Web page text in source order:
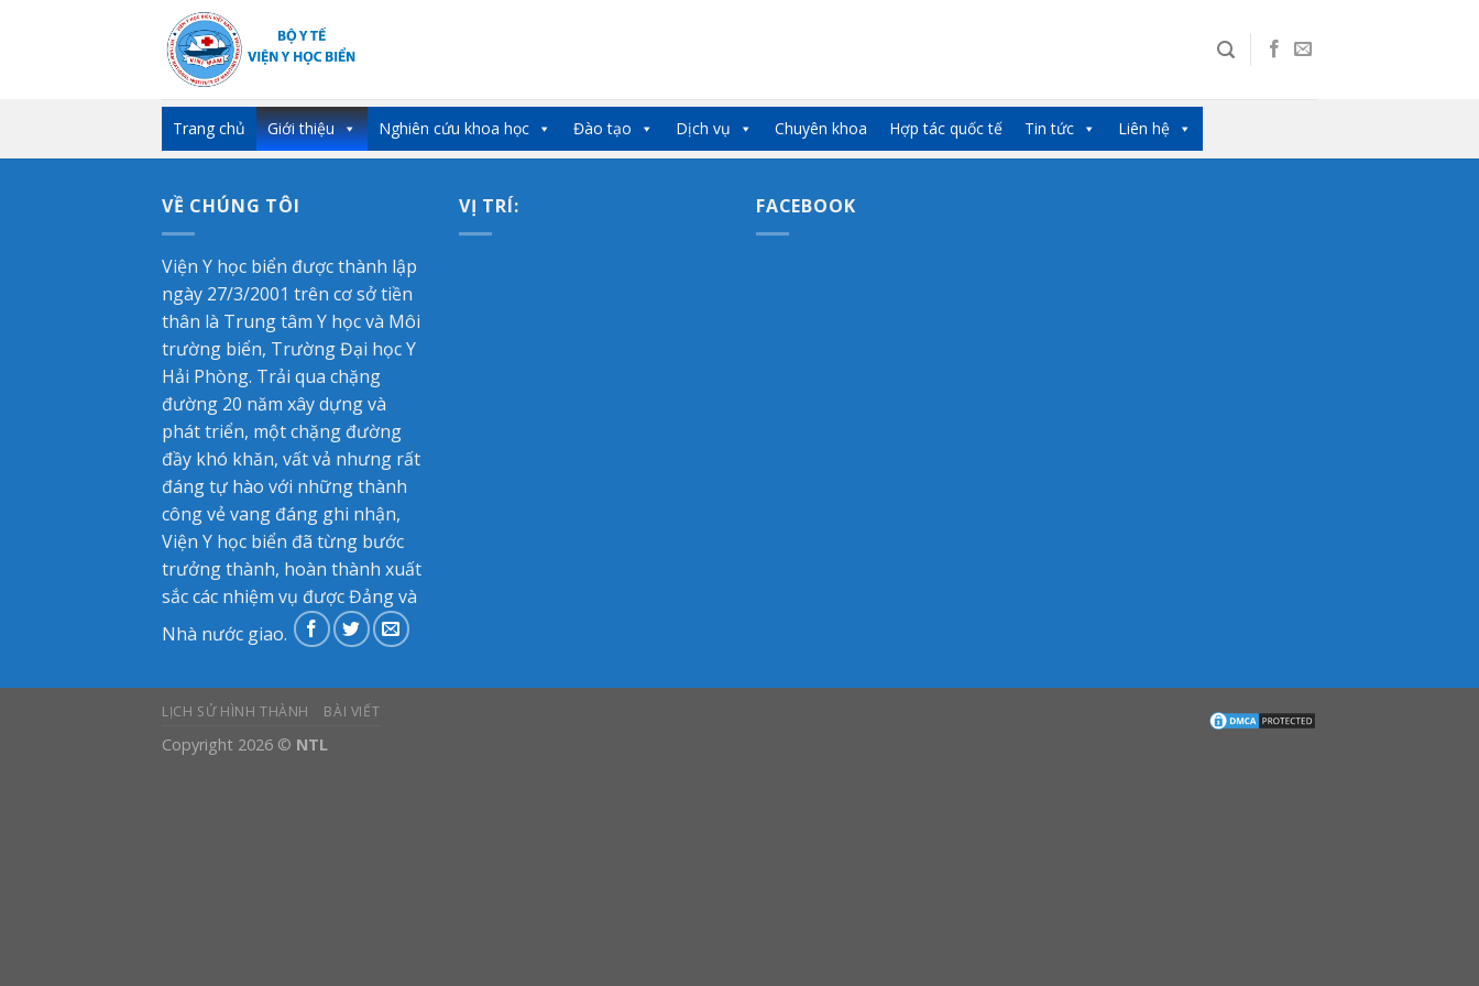
Trang chủ Giới thiệu Nghiên cứu khoa học Đào tạo Dịch vụ Chuyên khoa Hợp tác quốc tế Tin tức Liên hệ
VỀ CHÚNG TÔI
Viện Y học biển được thành lập
ngày 27/3/2001 trên cơ sở tiền
thân là Trung tâm Y học và Môi
trường biển, Trường Đại học Y
Hải Phòng. Trải qua chặng
đường 20 năm xây dựng và
phát triển, một chặng đường
đầy khó khăn, vất vả nhưng rất
đáng tự hào với những thành
công vẻ vang đáng ghi nhận,
Viện Y học biển đã từng bước
trưởng thành, hoàn thành xuất
sắc các nhiệm vụ được Đảng và
Nhà nước giao.
VỊ TRÍ: FACEBOOK
LỊCH SỬ HÌNH THÀNH BÀI VIẾT
Copyright 2026 © NTL